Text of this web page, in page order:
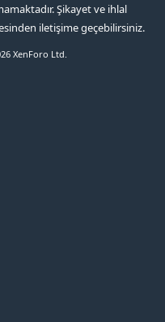
Şikayet ve ihlal
iletişime geçebilirsiniz.
XenForo Ltd.